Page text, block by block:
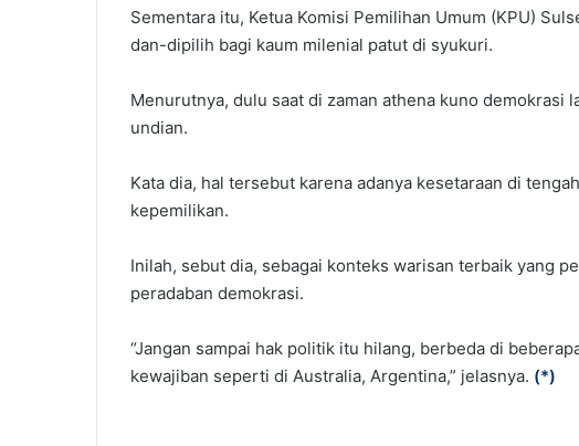
Sementara itu, Ketua Komisi Pemilihan Umum (KPU)
dan-dipilih bagi kaum milenial patut di syukuri.
Menurutnya, dulu saat di zaman athena kuno demokrasi
undian.
Kata dia, hal tersebut karena adanya kesetaraan di
kepemilikan.
Inilah, sebut dia, sebagai konteks warisan terbaik yang
peradaban demokrasi.
“Jangan sampai hak politik itu hilang, berbeda di
kewajiban seperti di Australia, Argentina,” jelasnya. (*)